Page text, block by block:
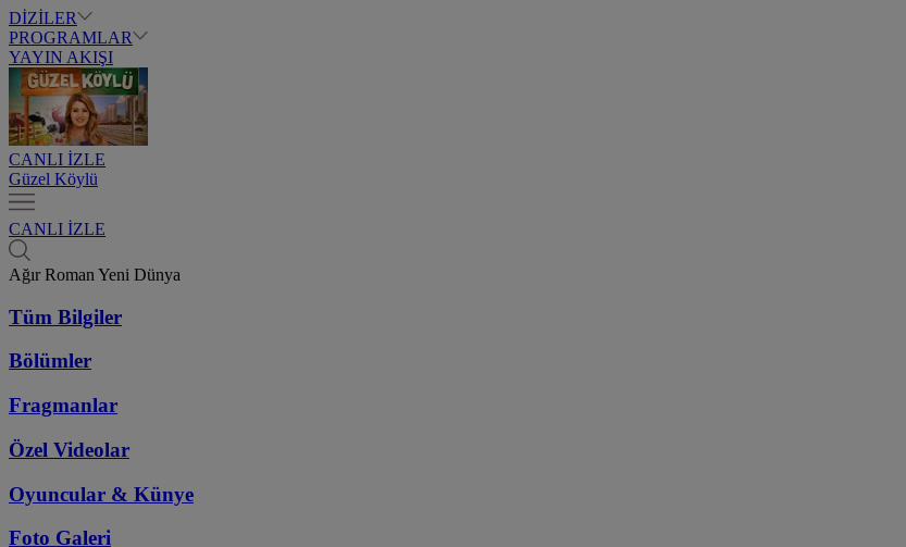
DİZİLER
PROGRAMLAR
YAYIN AKIŞI
CANLI İZLE
Güzel Köylü
CANLI İZLE
Ağır Roman Yeni Dünya
Tüm Bilgiler
Bölümler
Fragmanlar
Özel Videolar
Oyuncular & Künye
Foto Galeri